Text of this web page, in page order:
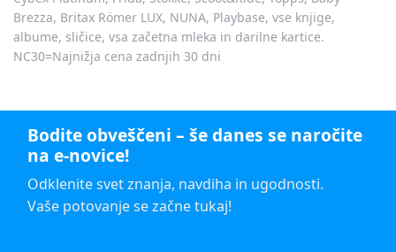
Brezza, Britax Römer LUX, NUNA, Playbase, vse knjige,
albume, sličice, vsa začetna mleka in darilne kartice.
NC30=Najnižja cena zadnjih 30 dni
Bodite obveščeni – še danes se naročite
na e-novice!
Odklenite svet znanja, navdiha in ugodnosti.
Vaše potovanje se začne tukaj!